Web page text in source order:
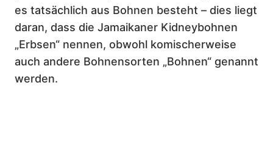
es tatsächlich aus Bohnen besteht – dies liegt
daran, dass die Jamaikaner Kidneybohnen
„Erbsen“ nennen, obwohl komischerweise
auch andere Bohnensorten „Bohnen“ genannt
werden.